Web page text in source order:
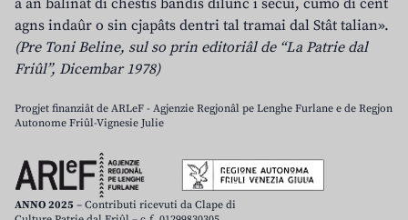
a àn balinât di chestis bandis dilunc i secui, cumò di cent
agns indaûr o sin cjapâts dentri tal tramai dal Stât talian».
(Pre Toni Beline, sul so prin editoriâl de “La Patrie dal
Friûl”, Dicembar 1978)
Progjet finanziât de ARLeF - Agjenzie Regjonâl pe Lenghe Furlane e de Regjon
Autonome Friûl-Vignesie Julie
ANNO 2025 – Contributi ricevuti da Clape di